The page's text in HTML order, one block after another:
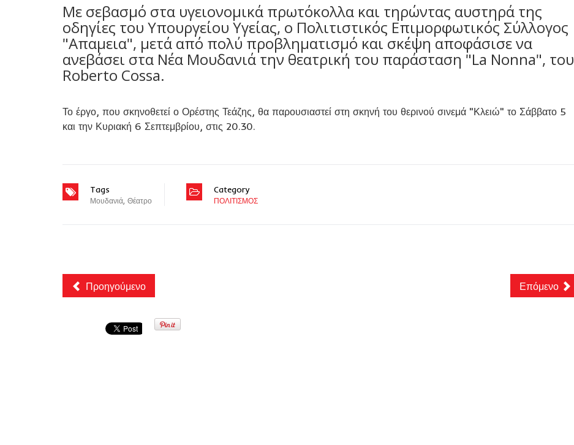
Με σεβασμό στα υγειονομικά πρωτόκολλα και τηρώντας αυστηρά της
οδηγίες του Υπουργείου Υγείας, ο Πολιτιστικός Επιμορφωτικός Σύλλογος
"Απαμεια", μετά από πολύ προβληματισμό και σκέψη αποφάσισε να
ανεβάσει στα Νέα Μουδανιά την θεατρική του παράσταση "La Nonna", του
Roberto Cossa.
Το έργο, που σκηνοθετεί ο Ορέστης Τεάζης, θα παρουσιαστεί στη σκηνή του θερινού σινεμά "Κλειώ" το Σάββατο 5
και την Κυριακή 6 Σεπτεμβρίου, στις 20.30.
Tags
Μουδανιά, Θέατρο
Category
ΠΟΛΙΤΙΣΜΟΣ
Προηγούμενο Επόμενο